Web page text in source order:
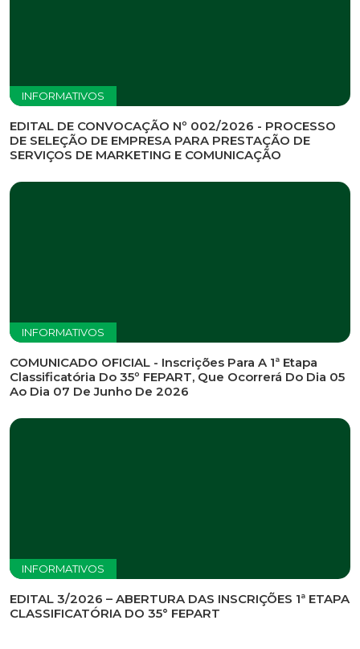
INFORMATIVOS
EDITAL DE CONVOCAÇÃO Nº 002/2026 - PROCESSO
DE SELEÇÃO DE EMPRESA PARA PRESTAÇÃO DE
SERVIÇOS DE MARKETING E COMUNICAÇÃO
INFORMATIVOS
COMUNICADO OFICIAL - Inscrições Para A 1ª Etapa
Classificatória Do 35º FEPART, Que Ocorrerá Do Dia 05
Ao Dia 07 De Junho De 2026
INFORMATIVOS
EDITAL 3/2026 – ABERTURA DAS INSCRIÇÕES 1ª ETAPA
CLASSIFICATÓRIA DO 35° FEPART